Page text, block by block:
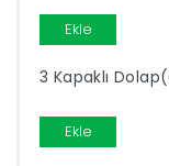
Ekle
3 Kapaklı
Ekle